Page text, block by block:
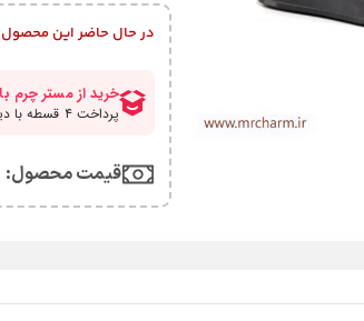
در حال حاضر این
قیمت محصول:​